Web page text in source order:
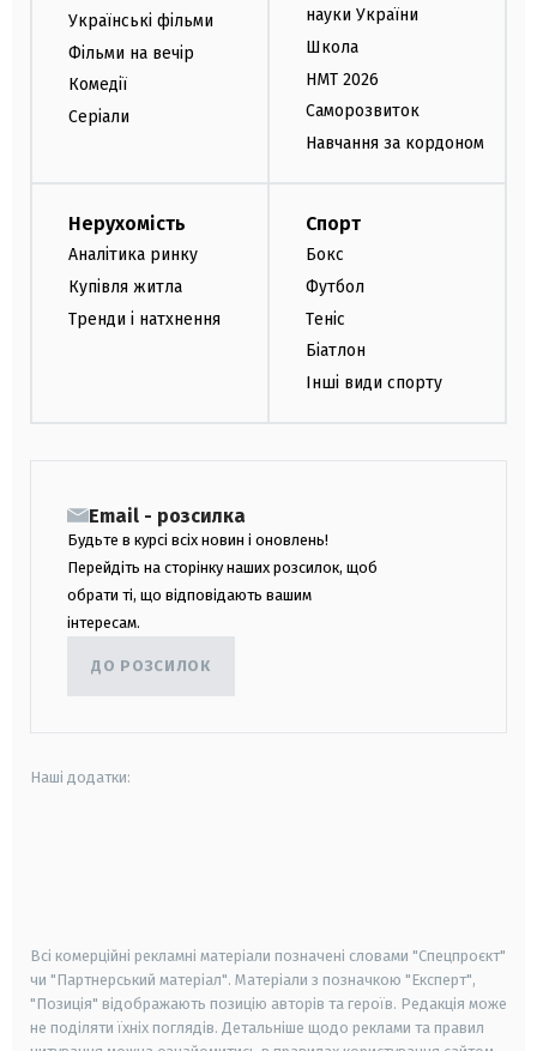
Українські фільми
Фільми на вечір
Комедії
Серіали
науки України
Школа
НМТ 2026
Саморозвиток
Навчання за кордоном
Нерухомість
Аналітика ринку
Купівля житла
Тренди і натхнення
Спорт
Бокс
Футбол
Теніс
Біатлон
Інші види спорту
Email - розсилка
Будьте в курсі всіх новин і оновлень!
Перейдіть на сторінку наших розсилок, щоб
обрати ті, що відповідають вашим
інтересам.
ДО РОЗСИЛОК
Наші додатки:
Всі комерційні рекламні матеріали позначені словами "Спецпроєкт"
чи "Партнерський матеріал". Матеріали з позначкою "Експерт",
"Позиція" відображають позицію авторів та героїв. Редакція може
не поділяти їхніх поглядів. Детальніше щодо реклами та правил